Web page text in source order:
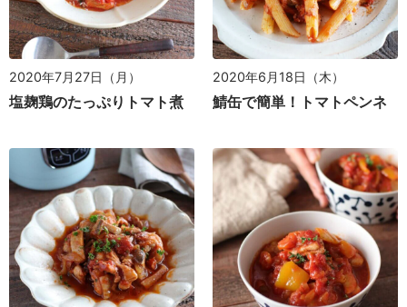
2020年7月27日（月）
塩麹鶏のたっぷりトマト煮
2020年6月18日（木）
鯖缶で簡単！トマトペンネ